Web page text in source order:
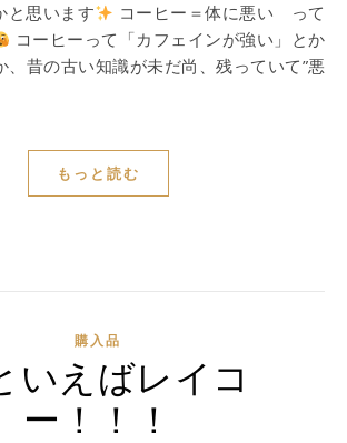
と思います
コーヒー＝体に悪い って
コーヒーって「カフェインが強い」とか
、昔の古い知識が未だ尚、残っていて”悪
もっと読む
購入品
いえばレイコ
ー！！！